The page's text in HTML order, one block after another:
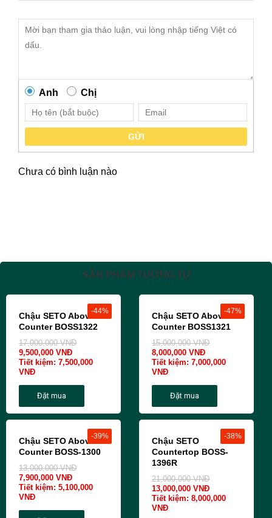
Anh Chị
GỬI
Chưa có bình luận nào
SẢN PHẨM TƯƠNG TỰ
-44%
Chậu SETO Above
Counter BOSS1322
17,000,000VNĐ
9,500,000VNĐ
Tiết kiệm:7,500,000
VNĐ
Đặt mua
-47%
Chậu SETO Above
Counter BOSS1321
15,000,000VNĐ
8,000,000VNĐ
Tiết kiệm:7,000,000
VNĐ
Đặt mua
-39%
Chậu SETO Above
Counter BOSS-1300
13,000,000VNĐ
7,900,000VNĐ
Tiết kiệm:5,100,000
VNĐ
-38%
Chậu SETO
Countertop BOSS-
1396R
21,000,000VNĐ
13,000,000VNĐ
Tiết kiệm:8,000,000
VNĐ